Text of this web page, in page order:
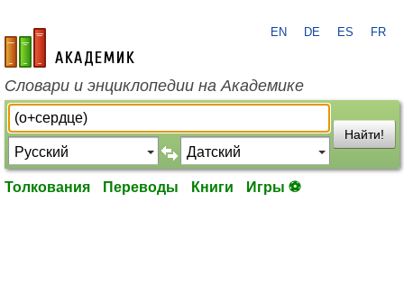
academic.ru
EN DE ES FR
Словари и энциклопедии на Академике
Найти!
Толкования Переводы Книги Игры ⚽